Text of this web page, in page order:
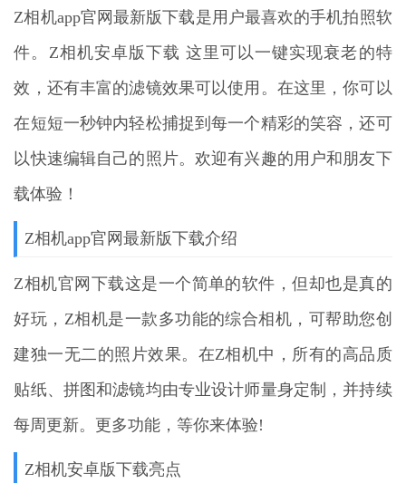
Z相机app官网最新版下载是用户最喜欢的手机拍照软
件。Z相机安卓版下载 这里可以一键实现衰老的特
效，还有丰富的滤镜效果可以使用。在这里，你可以
在短短一秒钟内轻松捕捉到每一个精彩的笑容，还可
以快速编辑自己的照片。欢迎有兴趣的用户和朋友下
载体验！
Z相机app官网最新版下载介绍
Z相机官网下载这是一个简单的软件，但却也是真的
好玩，Z相机是一款多功能的综合相机，可帮助您创
建独一无二的照片效果。在Z相机中，所有的高品质
贴纸、拼图和滤镜均由专业设计师量身定制，并持续
每周更新。更多功能，等你来体验!
Z相机安卓版下载亮点